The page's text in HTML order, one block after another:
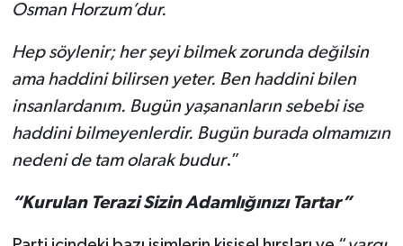
Osman Horzum’dur.
Hep söylenir; her şeyi bilmek zorunda değilsin
ama haddini bilirsen yeter. Ben haddini bilen
insanlardanım. Bugün yaşananların sebebi ise
haddini bilmeyenlerdir. Bugün burada olmamızın
nedeni de tam olarak budur.”
“Kurulan Terazi Sizin Adamlığınızı Tartar”